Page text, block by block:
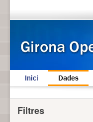
Inici Dades
Filtres